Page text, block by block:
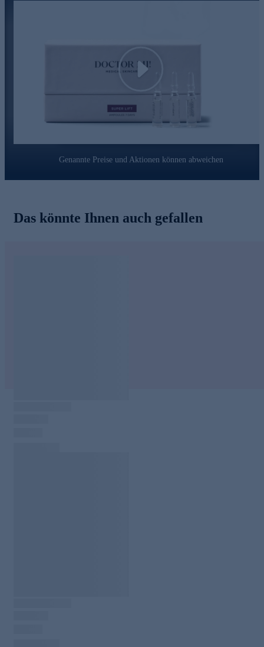
Play
Genannte Preise und Aktionen können abweichen
Das könnte Ihnen auch gefallen